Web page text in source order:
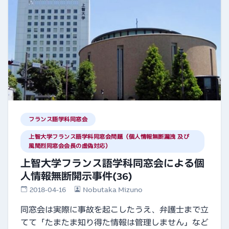
フランス語学科同窓会
上智大学フランス語学科同窓会問題（個人情報無断漏洩 及び
風間烈同窓会会長の虚偽対応）
上智大学フランス語学科同窓会による個
人情報無断開示事件(36)
2018-04-16 Nobutaka Mizuno
同窓会は実際に事故を起こしたうえ、弁護士まで立
てて「たまたま知り得た情報は管理しません」など